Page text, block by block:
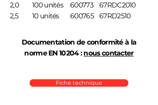
2,0
2,5
100 unités
10 unités
600773
600765
67RDC2010
67RD2510
Documentation de conformité à la
norme EN 10204 :nous contacter
Fiche technique